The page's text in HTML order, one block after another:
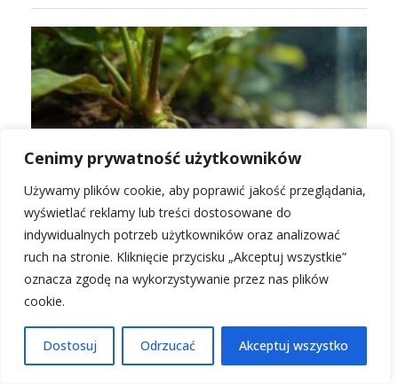
Cenimy prywatność użytkowników
Używamy plików cookie, aby poprawić jakość przeglądania,
wyświetlać reklamy lub treści dostosowane do
indywidualnych potrzeb użytkowników oraz analizować
ruch na stronie. Kliknięcie przycisku „Akceptuj wszystkie”
oznacza zgodę na wykorzystywanie przez nas plików
cookie.
Dostosuj Odrzucać Akceptuj wszystko
Podłoże dla roślin akwariowych: jak wybrać
substrat do akwarium?